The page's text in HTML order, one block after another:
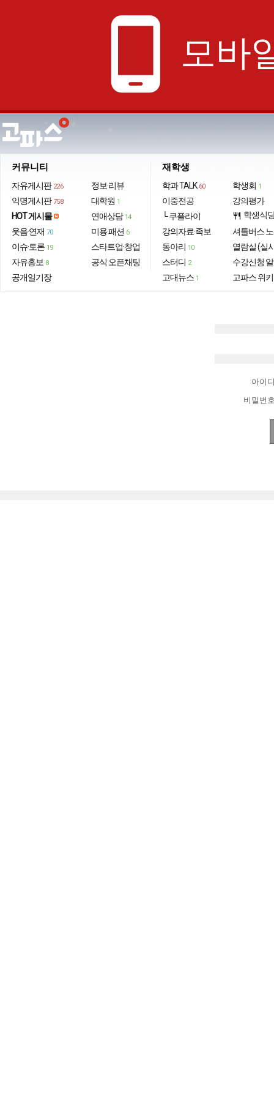
phone_android 모바
커뮤니티
자유게시판 226
익명게시판 758
HOT 게시물
웃음·연재 70
이슈·토론 19
자유홍보 8
공개일기장
정보·리뷰
대학원 1
연애상담 14
미용·패션 6
스타트업·창업
공식 오픈채팅
재학생
학과 TALK 60
이중전공
└ 쿠플라이
강의자료·족보
동아리 10
스터디 2
고대뉴스 1
학생회 1
강의평가
restaurant 학생식
셔틀버스
열람실 (실
수강신청
고파스 위키
아이
비밀번